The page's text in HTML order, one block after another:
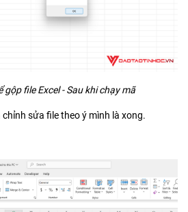
gộp file Excel - Sau khi chạy mã
sửa file theo ý mình là xong.